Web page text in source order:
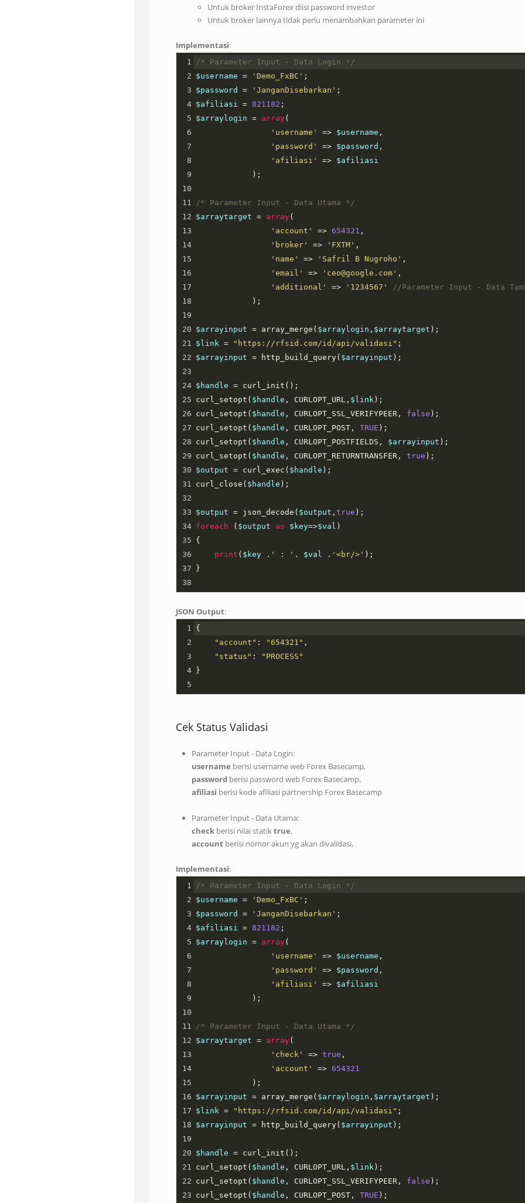
Untuk broker InstaForex diisi password investor
Untuk broker lainnya tidak perlu menambahkan parameter ini
Implementasi:
1
/* Parameter Input - Data Login */
2 $username = 'Demo_FxBC' ;
3 $password = 'JanganDisebarkan' ;
4 $afiliasi = 821182 ;
5 $arraylogin = array(
6
'username' => $username ,
7
'password' => $password ,
8
'afiliasi' => $afiliasi
9
            );
10
11
/* Parameter Input - Data Utama */
12 $arraytarget = array(
13
'account' => 654321 ,
14
'broker' => 'FXTM' ,
15
'name' => 'Safril B Nugroho' ,
16
'email' => 'ceo@google.com' ,
17
'additional' => '1234567'
//Parameter Input - Data
18
            );
19
20 $arrayinput = array_merge ( $arraylogin , $arraytarget );
21 $link = "https://rfsid.com/id/api/validasi" ;
22 $arrayinput = http_build_query( $arrayinput );
23
24 $handle = curl_init ();
25 curl_setopt ( $handle , CURLOPT_URL , $link );
26 curl_setopt ( $handle , CURLOPT_SSL_VERIFYPEER , false );
27 curl_setopt ( $handle , CURLOPT_POST , TRUE );
28 curl_setopt ( $handle , CURLOPT_POSTFIELDS , $arrayinput );
29 curl_setopt ( $handle , CURLOPT_RETURNTRANSFER , true );
30 $output = curl_exec ( $handle );
31 curl_close ( $handle );
32
33 $output = json_decode ( $output , true );
34 foreach ( $output as $key=>$val )
35 {
36
print ( $key . ' : ' . $val . '<br/>' );
37
}
38
JSON Output:
1 {
2
"account" : "654321" ,
3
"status" :
"PROCESS"
4
}
5
Cek Status Validasi
Parameter Input - Data Login:
username berisi username web Forex Basecamp,
password berisi password web Forex Basecamp,
afiliasi berisi kode afiliasi partnership Forex Basecamp
Parameter Input - Data Utama:
check berisi nilai statiktrue,
account berisi nomor akun yg akan divalidasi,
Implementasi:
1
/* Parameter Input - Data Login */
2 $username = 'Demo_FxBC' ;
3 $password = 'JanganDisebarkan' ;
4 $afiliasi = 821182 ;
5 $arraylogin = array(
6
'username' => $username ,
7
'password' => $password ,
8
'afiliasi' => $afiliasi
9
            );
10
11
/* Parameter Input - Data Utama */
12 $arraytarget = array(
13
'check' => true ,
14
'account' => 654321
15
            );
16 $arrayinput = array_merge ( $arraylogin , $arraytarget );
17 $link = "https://rfsid.com/id/api/validasi" ;
18 $arrayinput = http_build_query( $arrayinput );
19
20 $handle = curl_init ();
21 curl_setopt ( $handle , CURLOPT_URL , $link );
22 curl_setopt ( $handle , CURLOPT_SSL_VERIFYPEER , false );
23 curl_setopt ( $handle , CURLOPT_POST , TRUE );